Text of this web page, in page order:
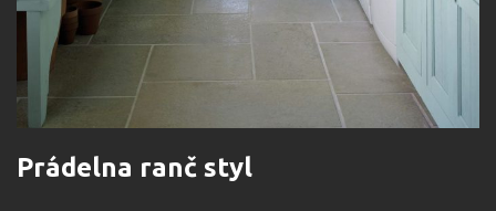
Prádelna ranč styl